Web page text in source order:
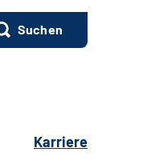
Suchen
Karriere